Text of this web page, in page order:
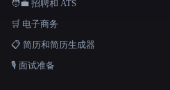
🧑‍💼 招聘和 ATS
🛒 电子商务
📋 简历和简历生成器
🎙️ 面试准备